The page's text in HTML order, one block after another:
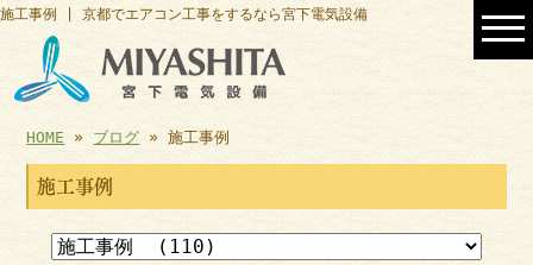
施工事例 | 京都でエアコン工事をするなら宮下電気設備
HOME » ブログ » 施工事例
施工事例